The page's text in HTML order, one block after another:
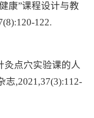
康”课程设计与教
122.
灸点穴实验课的人
志,2021,37(3):112-